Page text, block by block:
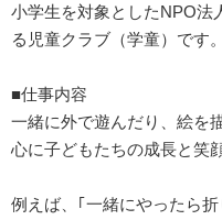
小学生を対象としたNPO法
る児童クラブ（学童）です。
■仕事内容
一緒に外で遊んだり、絵を
心に子どもたちの成長と笑
例えば、｢一緒にやったら